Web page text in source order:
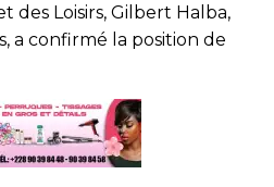
des Loisirs, Gilbert Halba,
a confirmé la position de